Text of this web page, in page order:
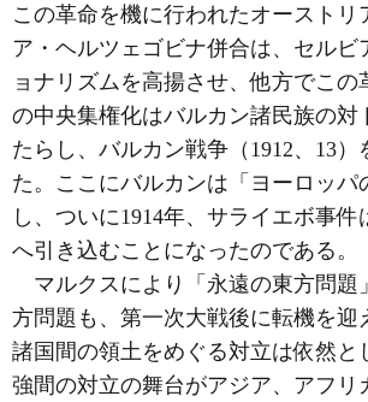
この革命を機に行われたオーストリ
ア・ヘルツェゴビナ併合は、セルビ
ョナリズムを高揚させ、他方でこの
の中央集権化はバルカン諸民族の対
たらし、バルカン戦争（1912、13）
た。ここにバルカンは「ヨーロッパ
し、ついに1914年、サライエボ事
へ引き込むことになったのである。
マルクスにより「永遠の東方問題
方問題も、第一次大戦後に転機を迎
諸国間の領土をめぐる対立は依然と
強間の対立の舞台がアジア、アフリ